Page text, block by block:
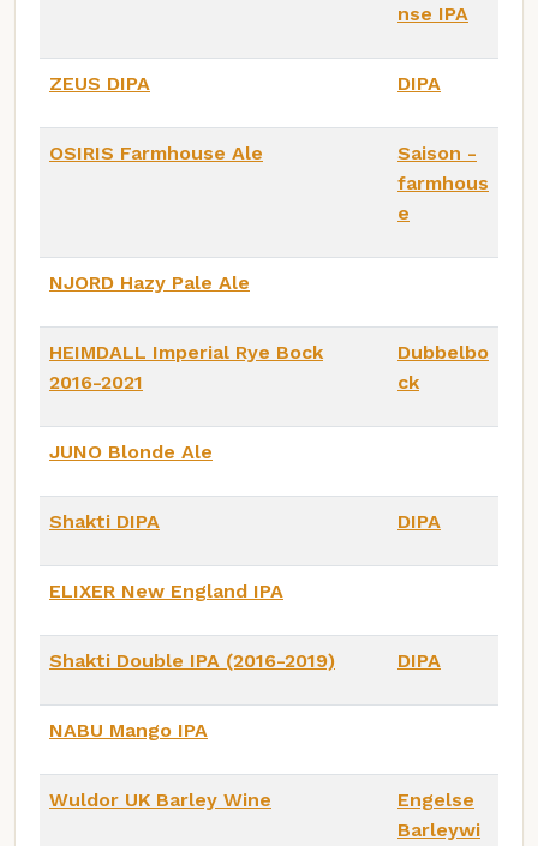
nse IPA
ZEUS DIPA DIPA
OSIRIS Farmhouse Ale
Saison -
farmhous
e
NJORD Hazy Pale Ale
HEIMDALL Imperial Rye Bock
2016-2021
Dubbelbo
ck
JUNO Blonde Ale
Shakti DIPA DIPA
ELIXER New England IPA
Shakti Double IPA (2016-2019) DIPA
NABU Mango IPA
Wuldor UK Barley Wine
Engelse
Barleywi